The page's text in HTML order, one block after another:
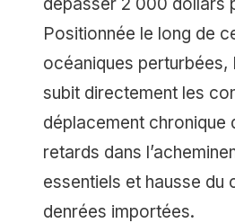
Positionnée le long de
océaniques perturbées,
subit directement les
déplacement chronique
retards dans
essentiels et hausse du
denrées importées.